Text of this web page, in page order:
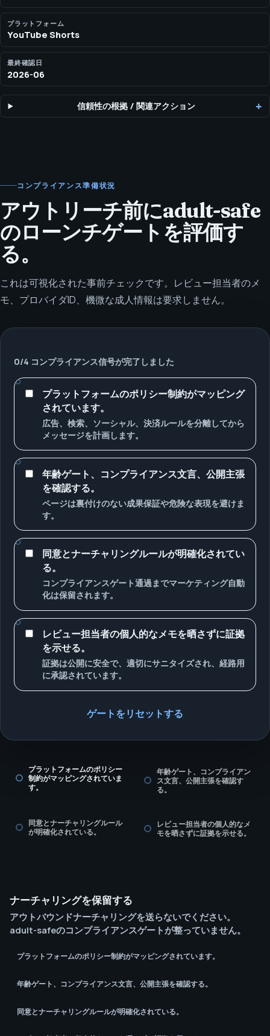
プラットフォーム
YouTube Shorts
最終確認日
2026-06
信頼性の根拠 /関連アクション
コンプライアンス準備状況
アウトリーチ前にadult-safe
のローンチゲートを評価す
る。
これは可視化された事前チェックです。レビュー担当者のメ
モ、プロバイダID、機微な成人情報は要求しません。
0/4 コンプライアンス信号が完了しました
プラットフォームのポリシー制約がマッピング
されています。
広告、検索、ソーシャル、決済ルールを分離してから
メッセージを計画します。
年齢ゲート、コンプライアンス文言、公開主張
を確認する。
ページは裏付けのない成果保証や危険な表現を避けま
す。
同意とナーチャリングルールが明確化されてい
る。
コンプライアンスゲート通過までマーケティング自動
化は保留されます。
レビュー担当者の個人的なメモを晒さずに証拠
を示せる。
証拠は公開に安全で、適切にサニタイズされ、経路用
に承認されています。
ゲートをリセットする
プラットフォームのポリシー
制約がマッピングされていま
す。
年齢ゲート、コンプライアン
ス文言、公開主張を確認す
る。
同意とナーチャリングルール
が明確化されている。
レビュー担当者の個人的なメ
モを晒さずに証拠を示せる。
ナーチャリングを保留する
アウトバウンドナーチャリングを送らないでください。
adult-safeのコンプライアンスゲートが整っていません。
プラットフォームのポリシー制約がマッピングされています。
年齢ゲート、コンプライアンス文言、公開主張を確認する。
同意とナーチャリングルールが明確化されている。